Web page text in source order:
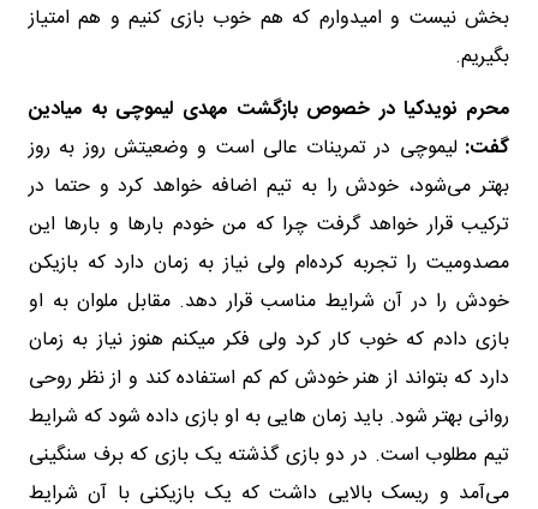
بخش نیست و امیدوارم که هم خوب بازی کنیم و هم امتیاز
بگیریم.
محرم نویدکیا در خصوص بازگشت مهدی لیموچی به میادین
گفت:لیموچی در تمرینات عالی است و وضعیتش روز به روز
بهتر می‌شود، خودش را به تیم اضافه خواهد کرد و حتما در
ترکیب قرار خواهد گرفت چرا که من خودم بارها و بارها این
مصدومیت را تجربه کرده‌ام ولی نیاز به زمان دارد که بازیکن
خودش را در آن شرایط مناسب قرار دهد. مقابل ملوان به او
بازی دادم که خوب کار کرد ولی فکر میکنم هنوز نیاز به زمان
دارد که بتواند از هنر خودش کم کم استفاده کند و از نظر روحی
روانی بهتر شود. باید زمان هایی به او بازی داده شود که شرایط
تیم مطلوب است. در دو بازی گذشته یک بازی که برف سنگینی
می‌آمد و ریسک بالایی داشت که یک بازیکنی با آن شرایط